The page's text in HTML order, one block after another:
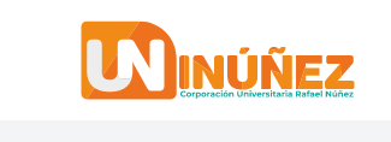
Skip to main content